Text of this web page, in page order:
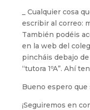
_ Cualquier cosa
escribir al correo:
También podéis
en la web del
pincháis debajo
“tutora 1ºA”. Ahí
Bueno espero que
¡Seguiremos en